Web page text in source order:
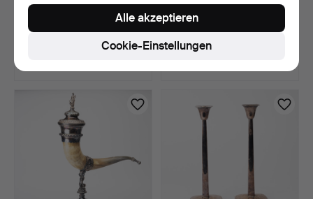
SALZFÄSSER, ein Paar,
Neusilber und Glas, …
6 Tage
KAFFELÖFFEL, 12 Stk.,
Silber, Uppsala 1938.
6 Tage
Schätzwert
Cookie-Einstellungen
Alle akzeptieren